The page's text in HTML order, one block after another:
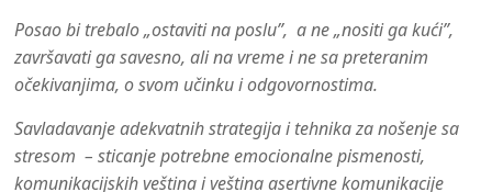
Posao bi trebalo „ostaviti na poslu”, a ne „nositi ga kući”,
završavati ga savesno, ali na vreme i ne sa preteranim
očekivanjima, o svom učinku i odgovornostima.
Savladavanje adekvatnih strategija i tehnika za nošenje sa
stresom – sticanje potrebne emocionalne pismenosti,
komunikacijskih veština i veština asertivne komunikacije